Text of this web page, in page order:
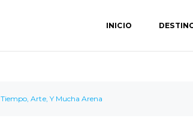
INICIO
Tiempo, Arte, Y Mucha Arena